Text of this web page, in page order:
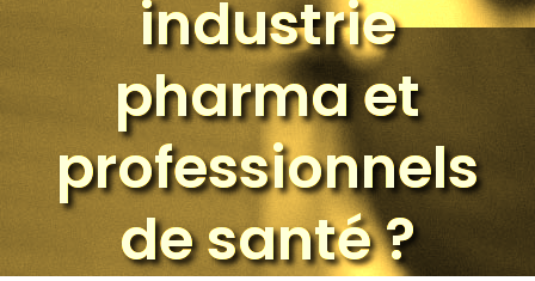
industrie
pharma et
professionnels
de santé ?